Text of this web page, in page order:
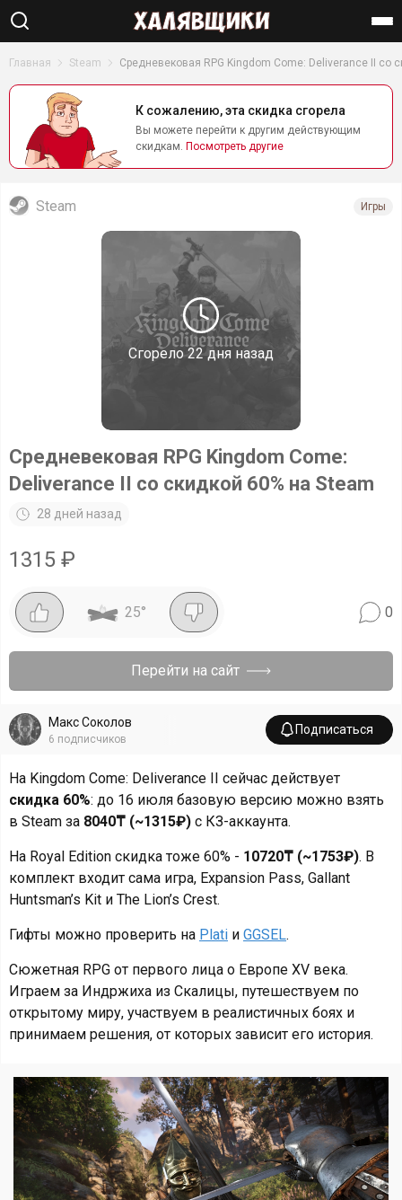
Найти
Главная Steam Средневековая RPG Kingdom Come: Deliverance II со
К сожалению, эта скидка сгорела
Вы можете перейти к другим действующим
скидкам. Посмотреть другие
Сгорело22 дня назад
Steam Игры
Средневековая RPG Kingdom Come:
Deliverance II со скидкой 60% на Steam
28 дней назад
1315 ₽
25° 0
Перейти на сайт
Макс Соколов
6 подписчиков
Подписаться
На Kingdom Come: Deliverance II сейчас действует
скидка 60%: до 16 июля базовую версию можно взять
в Steam за 8040₸ (~1315₽) с КЗ-аккаунта.
На Royal Edition скидка тоже 60% - 10720₸ (~1753₽). В
комплект входит сама игра, Expansion Pass, Gallant
Huntsman’s Kit и The Lion’s Crest.
Гифты можно проверить на Plati и GGSEL.
Сюжетная RPG от первого лица о Европе XV века.
Играем за Индржиха из Скалицы, путешествуем по
открытому миру, участвуем в реалистичных боях и
принимаем решения, от которых зависит его история.